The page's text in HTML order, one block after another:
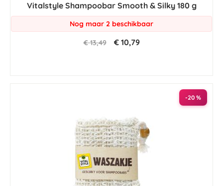
Vitalstyle Shampoobar Smooth & Silky 180 g
Nog maar 2 beschikbaar
€ 13,49 € 10,79
-20 %